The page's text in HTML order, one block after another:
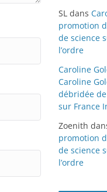
SL dans
promotion
de science
l’ordre
Caroline
Caroline
débridée
sur France
Zoenith
promotion
de science
l’ordre